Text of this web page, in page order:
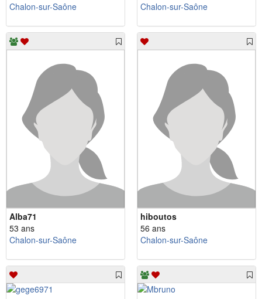
Chalon-sur-Saône
Chalon-sur-Saône
Alba71
53 ans
Chalon-sur-Saône
hiboutos
56 ans
Chalon-sur-Saône